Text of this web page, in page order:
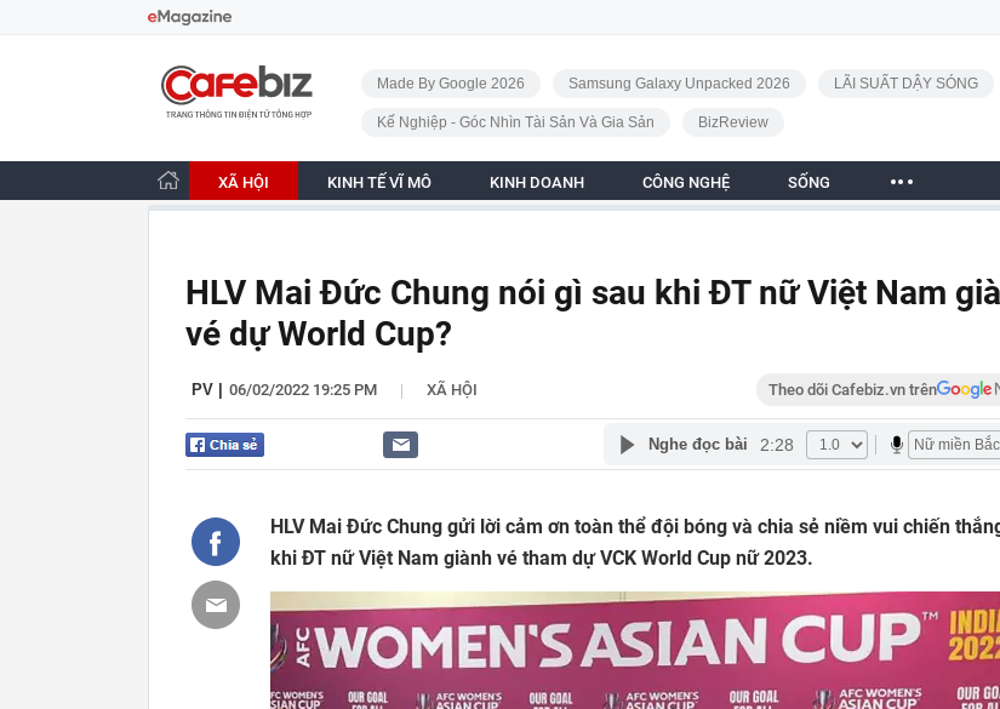
CafeBiz - Trang chủ
Made By Google 2026 Samsung Galaxy Unpacked 2026 LÃI SUẤT DẬY SÓNG
Kế Nghiệp - Góc Nhìn Tài Sản Và Gia Sản BizReview
XÃ HỘI KINH TẾ VĨ MÔ KINH DOANH CÔNG NGHỆ SỐNG
HLV Mai Đức Chung nói gì sau khi ĐT nữ Việt Nam
vé dự World Cup?
PV 06/02/2022 19:25 PM | XÃ HỘI Theo dõi Cafebiz.vn trên
Nghe đọc bài 2:28
HLV Mai Đức Chung gửi lời cảm ơn toàn thể đội bóng và chia sẻ niềm vui chiến
khi ĐT nữ Việt Nam giành vé tham dự VCK World Cup nữ 2023.